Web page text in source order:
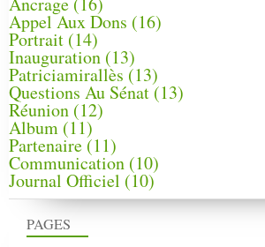
PAGES
Appel Aux Dons (16)
Portrait (14)
Inauguration (13)
Patriciamirallès (13)
Questions Au Sénat(13)
Réunion (12)
Album (11)
Partenaire(11)
Communication (10)
Journal Officiel (10)